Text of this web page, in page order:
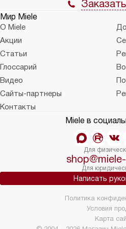
Мир Miele
О Miele
Акции
Статьи
Глоссарий
Видео
Сайты-партнеры
Контакты
Miele в
Для
Для
Написать
Политика
Условия
Карта